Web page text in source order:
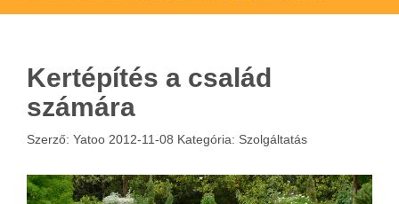
Kertépítés a család
számára
Szerző: Yatoo 2012-11-08 Kategória: Szolgáltatás